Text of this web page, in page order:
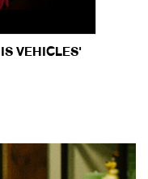
VEHICLES'